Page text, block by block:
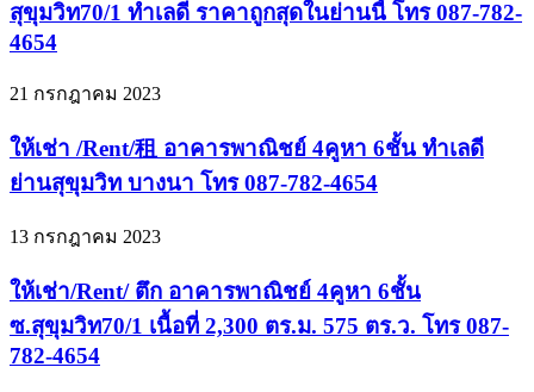
สุขุมวิท70/1 ทำเลดี ราคาถูกสุดในย่านนี้ โทร 087-782-
4654
21 กรกฎาคม 2023
ให้เช่า /Rent/租 อาคารพาณิชย์ 4คูหา 6ชั้น ทำเลดี
ย่านสุขุมวิท บางนา โทร 087-782-4654
13 กรกฎาคม 2023
ให้เช่า/Rent/ ตึก อาคารพาณิชย์ 4คูหา 6ชั้น
ซ.สุขุมวิท70/1 เนื้อที่ 2,300 ตร.ม. 575 ตร.ว. โทร 087-
782-4654